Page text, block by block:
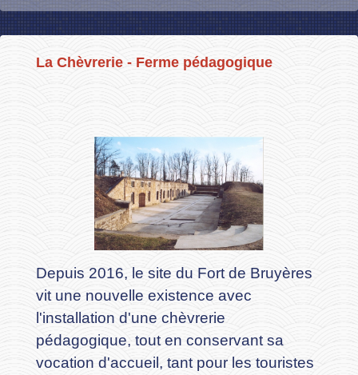
La Chèvrerie - Ferme pédagogique
Depuis 2016, le site du Fort de Bruyères
vit une nouvelle existence avec
l'installation d'une chèvrerie
pédagogique, tout en conservant sa
vocation d'accueil, tant pour les touristes